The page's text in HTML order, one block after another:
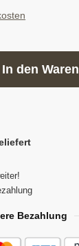
In den
Bezahlung